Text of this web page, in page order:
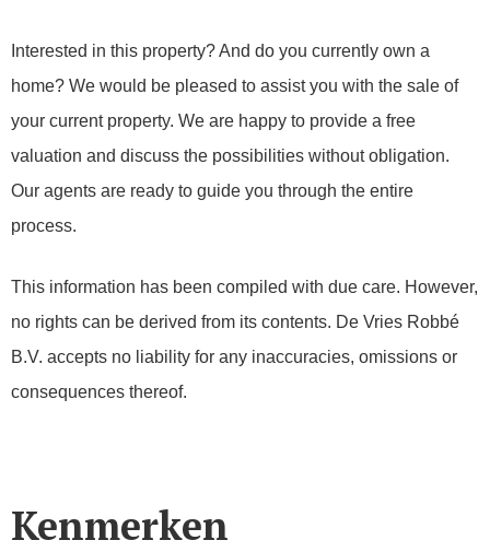
Interested in this property? And do you currently own a
home? We would be pleased to assist you with the sale of
your current property. We are happy to provide a free
valuation and discuss the possibilities without obligation.
Our agents are ready to guide you through the entire
process.
This information has been compiled with due care. However,
no rights can be derived from its contents. De Vries Robbé
B.V. accepts no liability for any inaccuracies, omissions or
consequences thereof.
Kenmerken